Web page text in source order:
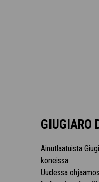
GIUGIARO
Ainutlaatuista
koneissa.
Uudessa